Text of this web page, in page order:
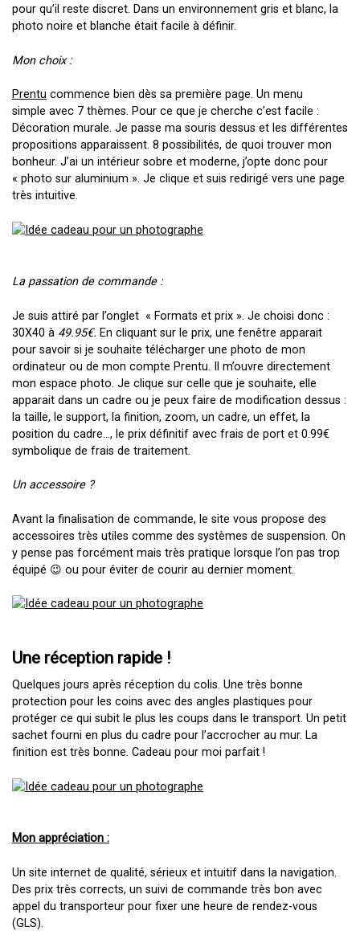
pour qu’il reste discret. Dans un environnement gris et blanc, la
photo noire et blanche était facile à définir.
Mon choix :
Prentu commence bien dès sa première page. Un menu
simple avec 7 thèmes. Pour ce que je cherche c’est facile :
Décoration murale. Je passe ma souris dessus et les différentes
propositions apparaissent. 8 possibilités, de quoi trouver mon
bonheur. J’ai un intérieur sobre et moderne, j’opte donc pour
« photo sur aluminium ». Je clique et suis redirigé vers une page
très intuitive.
La passation de commande :
Je suis attiré par l’onglet « Formats et prix ». Je choisi donc :
30X40 à 49.95€. En cliquant sur le prix, une fenêtre apparait
pour savoir si je souhaite télécharger une photo de mon
ordinateur ou de mon compte Prentu. Il m’ouvre directement
mon espace photo. Je clique sur celle que je souhaite, elle
apparait dans un cadre ou je peux faire de modification dessus :
la taille, le support, la finition, zoom, un cadre, un effet, la
position du cadre…, le prix définitif avec frais de port et 0.99€
symbolique de frais de traitement.
Un accessoire ?
Avant la finalisation de commande, le site vous propose des
accessoires très utiles comme des systèmes de suspension. On
y pense pas forcément mais très pratique lorsque l’on pas trop
équipé 😉 ou pour éviter de courir au dernier moment.
Une réception rapide !
Quelques jours après réception du colis. Une très bonne
protection pour les coins avec des angles plastiques pour
protéger ce qui subit le plus les coups dans le transport. Un petit
sachet fourni en plus du cadre pour l’accrocher au mur. La
finition est très bonne. Cadeau pour moi parfait !
Mon appréciation :
Un site internet de qualité, sérieux et intuitif dans la navigation.
Des prix très corrects, un suivi de commande très bon avec
appel du transporteur pour fixer une heure de rendez-vous
(GLS).